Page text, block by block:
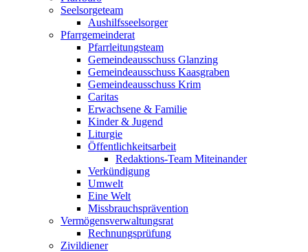
Seelsorgeteam
Aushilfsseelsorger
Pfarrgemeinderat
Pfarrleitungsteam
Gemeindeausschuss Glanzing
Gemeindeausschuss Kaasgraben
Gemeindeausschuss Krim
Caritas
Erwachsene & Familie
Kinder & Jugend
Liturgie
Öffentlichkeitsarbeit
Redaktions-Team Miteinander
Verkündigung
Umwelt
Eine Welt
Missbrauchsprävention
Vermögensverwaltungsrat
Rechnungsprüfung
Zivildiener